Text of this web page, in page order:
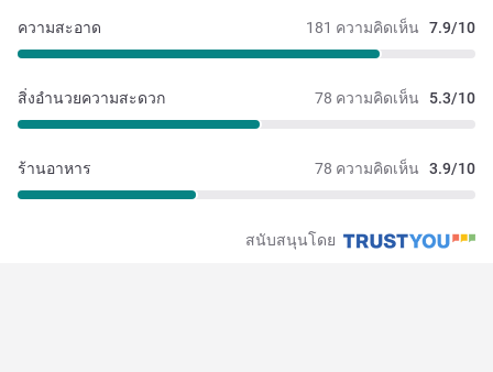
181 ความคิดเห็น 7.9/10
ความสะอาด
78 ความคิดเห็น 5.3/10
สิ่งอำนวยความสะดวก
78 ความคิดเห็น 3.9/10
ร้านอาหาร
สนับสนุนโดย